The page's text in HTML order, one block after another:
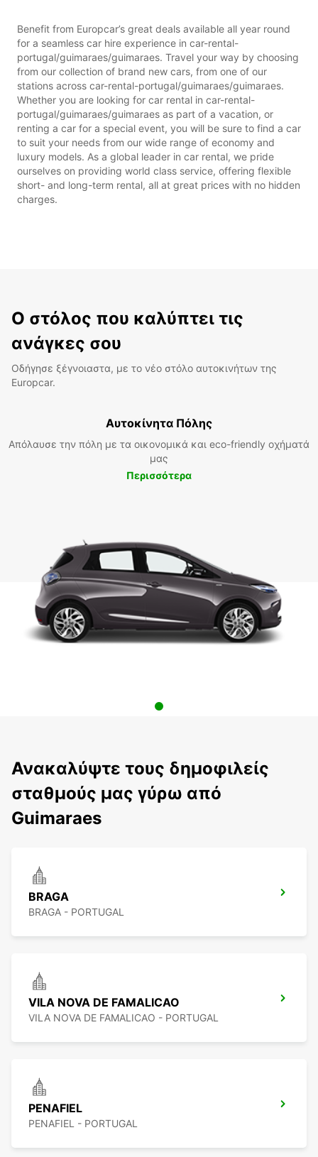
Benefit from Europcar’s great deals available all year round
for a seamless car hire experience in car-rental-
portugal/guimaraes/guimaraes. Travel your way by choosing
from our collection of brand new cars, from one of our
stations across car-rental-portugal/guimaraes/guimaraes.
Whether you are looking for car rental in car-rental-
portugal/guimaraes/guimaraes as part of a vacation, or
renting a car for a special event, you will be sure to find a car
to suit your needs from our wide range of economy and
luxury models. As a global leader in car rental, we pride
ourselves on providing world class service, offering flexible
short- and long-term rental, all at great prices with no hidden
charges.
Ο στόλος που καλύπτει τις
ανάγκες σου
Οδήγησε ξέγνοιαστα, με το νέο στόλο αυτοκινήτων της
Europcar.
Αυτοκίνητα Πόλης
Απόλαυσε την πόλη με τα οικονομικά και eco-friendly οχήματά
μας
Περισσότερα
Ανακαλύψτε τους δημοφιλείς
σταθμούς μας γύρω από
Guimaraes
BRAGA
BRAGA - PORTUGAL
VILA NOVA DE FAMALICAO
VILA NOVA DE FAMALICAO - PORTUGAL
PENAFIEL
PENAFIEL - PORTUGAL